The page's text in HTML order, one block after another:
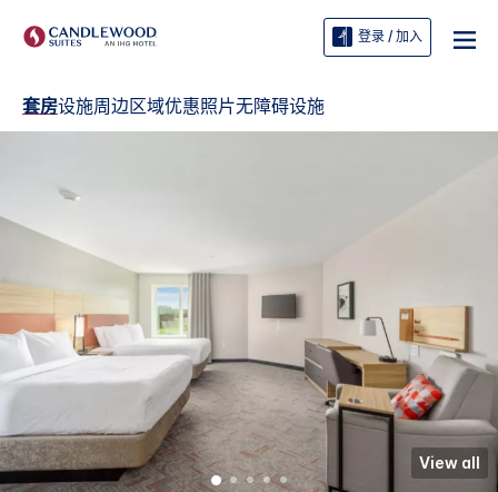
登录 / 加入
套房设施周边区域优惠照片无障碍设施
View all